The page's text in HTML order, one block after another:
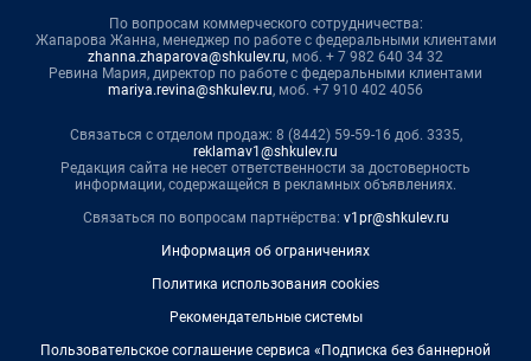
По вопросам коммерческого сотрудничества:
Жапарова Жанна, менеджер по работе с федеральными клиентами
zhanna.zhaparova@shkulev.ru, моб. + 7 982 640 34 32
Ревина Мария, директор по работе с федеральными клиентами
mariya.revina@shkulev.ru, моб. +7 910 402 4056
Связаться с отделом продаж: 8 (8442) 59-59-16 доб. 3335,
reklamav1@shkulev.ru
Редакция сайта не несет ответственности за достоверность
информации, содержащейся в рекламных объявлениях.
Связаться по вопросам партнёрства: v1pr@shkulev.ru
Информация об ограничениях
Политика использования cookies
Рекомендательные системы
Пользовательское соглашение сервиса «Подписка без баннерной